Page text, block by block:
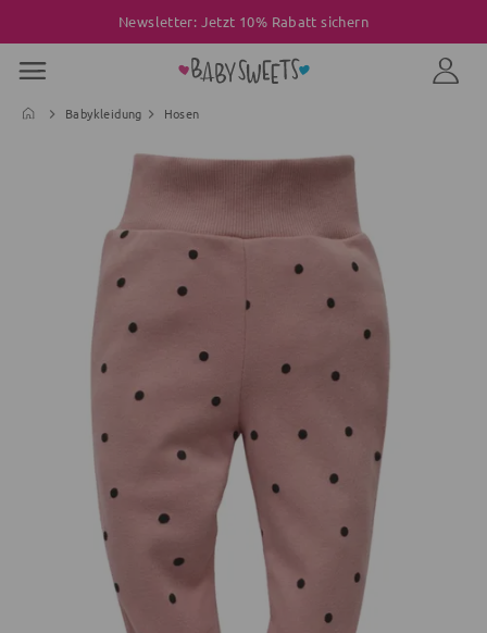
Newsletter: Jetzt 10% Rabatt sichern
Babykleidung Hosen